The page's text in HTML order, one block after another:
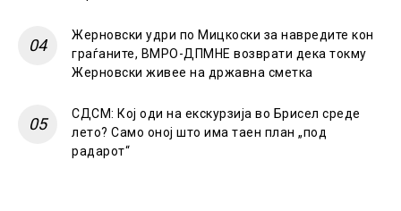
Жерновски удри по Мицкоски за навредите кон
граѓаните, ВМРО-ДПМНЕ возврати дека токму
Жерновски живее на државна сметка
СДСМ: Кој оди на екскурзија во Брисел среде
лето? Само оној што има таен план „под
радарот“